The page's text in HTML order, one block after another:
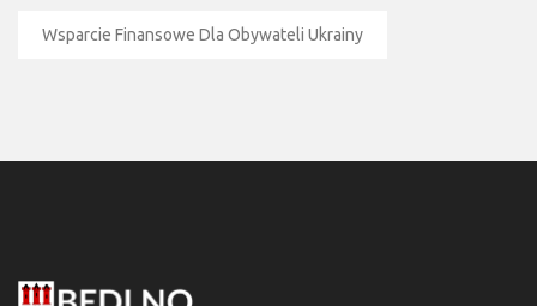
Wsparcie Finansowe Dla Obywateli Ukrainy